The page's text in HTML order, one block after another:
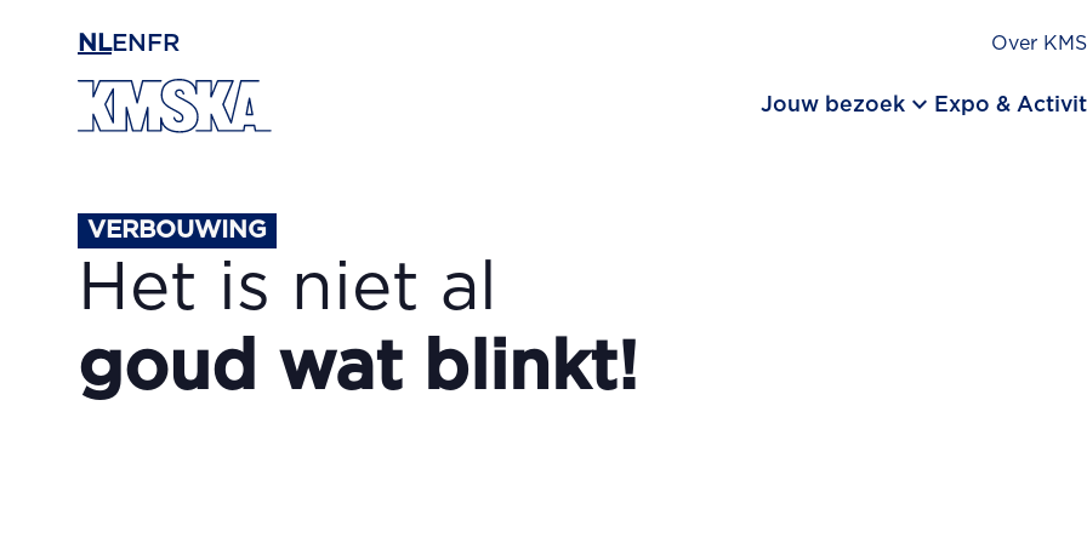
NLEN FR Over
Jouw bezoek keyboard_arrow_down Expo &
VERBOUWING
Het is niet al
goud wat blinkt!